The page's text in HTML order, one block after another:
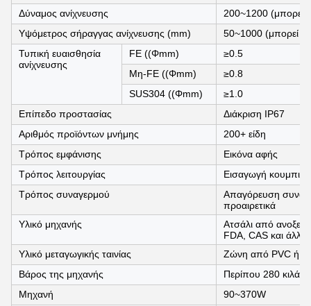
Δύναμος ανίχνευσης
200~1200 (μπορεί
Υψόμετρος σήραγγας ανίχνευσης (mm)
50~1000 (μπορεί
Τυπική ευαισθησία
ανίχνευσης
FE ((Φmm)
≥0.5
Μη-FE ((Φmm)
≥0.8
SUS304 ((Φmm)
≥1.0
Επίπεδο προστασίας
Διάκριση IP67
Αριθμός προϊόντων μνήμης
200+ είδη
Τρόπος εμφάνισης
Εικόνα αφής
Τρόπος λειτουργίας
Εισαγωγή
Τρόπος συναγερμού
Απαγόρευση
προαιρετικά
Υλικό μηχανής
Ατσάλι από
FDA, CAS και
Υλικό μεταγωγικής ταινίας
Ζώνη από PVC ή
Βάρος της μηχανής
Περίπου 280 κιλά.
Μηχανή
90~370W